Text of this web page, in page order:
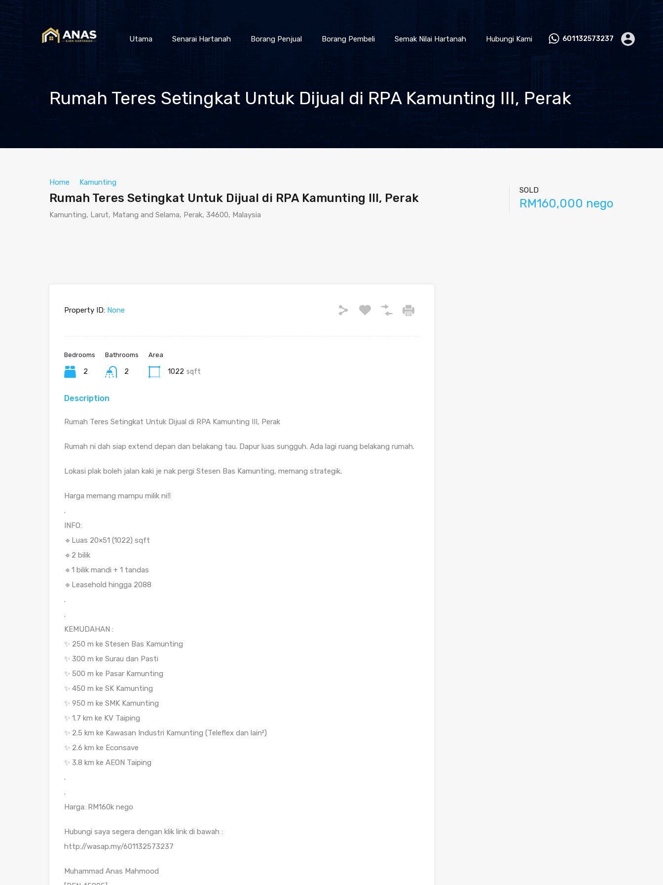
Utama Senarai Hartanah Borang Penjual Borang Pembeli Semak Nilai Hartanah Hubungi Kami 601132573237
Rumah Teres Setingkat Untuk Dijual di RPA Kamunting III, Perak
Home Kamunting
Rumah Teres Setingkat Untuk Dijual di RPA Kamunting III, Perak
Kamunting, Larut, Matang and Selama, Perak, 34600, Malaysia
SOLD
RM160,000 nego
Property ID: None
Bedrooms
2
Bathrooms
2
Area
1022 sqft
Description
Rumah Teres Setingkat Untuk Dijual di RPA Kamunting III, Perak
Rumah ni dah siap extend depan dan belakang tau. Dapur luas sungguh. Ada lagi ruang belakang rumah.
Lokasi plak boleh jalan kaki je nak pergi Stesen Bas Kamunting, memang strategik.
Harga memang mampu milik ni‼️
.
INFO:
🔹Luas 20×51 (1022) sqft
🔹2 bilik
🔹1 bilik mandi + 1 tandas
🔹Leasehold hingga 2088
.
.
KEMUDAHAN :
✨ 250 m ke Stesen Bas Kamunting
✨ 300 m ke Surau dan Pasti
✨ 500 m ke Pasar Kamunting
✨ 450 m ke SK Kamunting
✨ 950 m ke SMK Kamunting
✨ 1.7 km ke KV Taiping
✨ 2.5 km ke Kawasan Industri Kamunting (Teleflex dan lain²)
✨ 2.6 km ke Econsave
✨ 3.8 km ke AEON Taiping
.
.
Harga: RM160k nego
Hubungi saya segera dengan klik link di bawah :
http://wasap.my/601132573237
Muhammad Anas Mahmood